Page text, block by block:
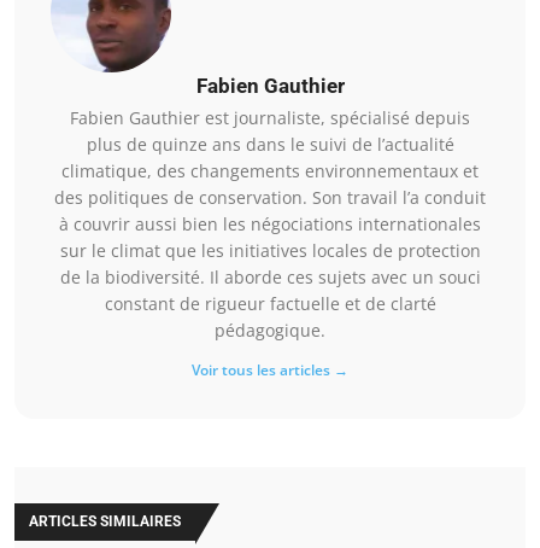
Fabien Gauthier
Fabien Gauthier est journaliste, spécialisé depuis
plus de quinze ans dans le suivi de l’actualité
climatique, des changements environnementaux et
des politiques de conservation. Son travail l’a conduit
à couvrir aussi bien les négociations internationales
sur le climat que les initiatives locales de protection
de la biodiversité. Il aborde ces sujets avec un souci
constant de rigueur factuelle et de clarté
pédagogique.
Voir tous les articles →
ARTICLES SIMILAIRES